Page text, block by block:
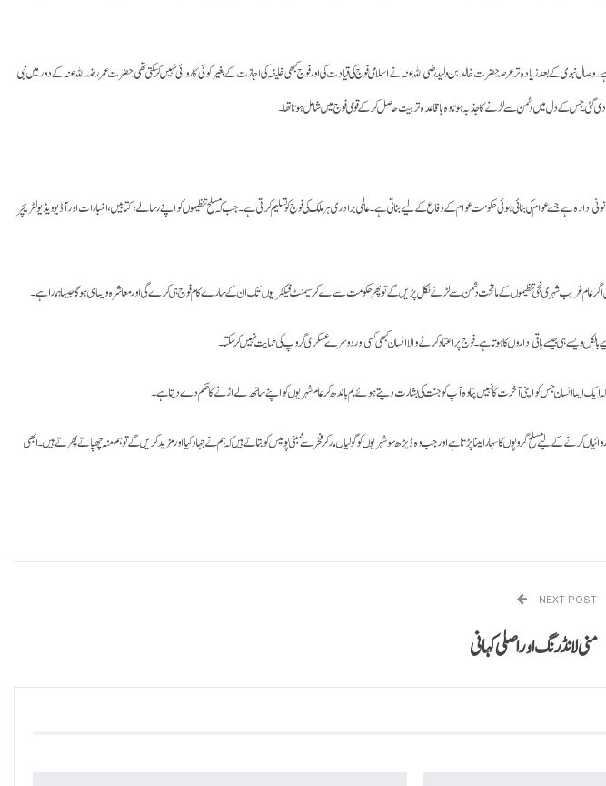
بعد زیادہ تر عرصہ حضرت خالد بن ولید رضی اللہ عنہ نے اسلامی فوج کی قیادت کی اور فوج کبھی خلیفہ کی اجازت کے بغیر کوئی کاروائی نہیں کر سکتی تھی۔ حضرت عمر رضہ اللہ عنہ کے دور میں نبی
گئی۔ جس کے دل میں دشمن سے لڑنے کا جذبہ ہوتا وہ باقاعدہ تربیت حاصل کر کے قومی فوج میں شامل ہوتا تھا۔
ادارہ ہے جسے عوام کی بنائی ہوئی حکومت عوام کے دفاع کے لیے بناتی ہے۔ عالمی برادری ہر ملک کی فوج کو تسلیم کرتی ہے۔ جب کہ مسلح تنظیموں کو اپنے رسالے، کتابیں، اخبارات اور آڈیو ویڈیو لٹریچر
اگر عام غریب شہری نجی تنظیموں کے ماتحت دشمن سے لڑنے نکل پڑیں گے تو پھر حکومت سے لے کر سیمنٹ فیکٹریوں تک ان کے سارے کام فوج ہی کرے گی اور معاشرہ ویسا ہی ہو گا جیسا ہمارا ہے۔
ہی جیسے باقی اداروں کا ہوتا ہے۔ فوج پر اعتماد کرنے والا انسان کبھی کسی اور دوسرے عسکری گروپ کی حمایت نہیں کر سکتا۔
کہ ایک ایسا انسان جس کو اپنی آخرت کا نہیں پتا وہ آپ کو جنت کی بشارت دیتے ہوئے بم باندھ کر عام شہریوں کو اپنے ساتھ لے اڑنے کا حکم دے دیتا ہے۔
کے لیے مسلح گروپوں کا سہارا لینا پڑتا ہے اور جب وہ ڈیڑھ سو شہریوں کو گولیاں مار کر فخر سے ممبئی پولیس کو بتاتے ہیں کہ ہم نے جہاد کیا اور مزید کریں گے تو ہم منہ چھپاتے پھرتے ہیں۔ ابھی
NEXT POST
منی لانڈرنگ اور اصلی کہانی